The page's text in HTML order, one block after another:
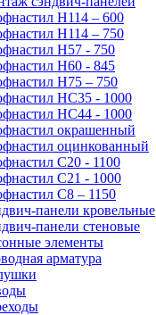
Н114 – 600
Н114 – 750
Н57 - 750
Н60 - 845
Н75 – 750
НС35 - 1000
НС44 - 1000
окрашенный
оцинкованный
С20 - 1100
С21 - 1000
С8 – 1150
панели кровельные
панели стеновые
элементы
арматура